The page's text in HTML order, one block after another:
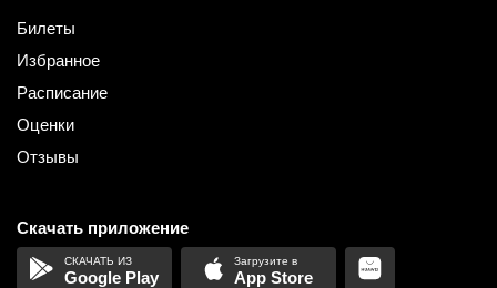
Билеты
Избранное
Расписание
Оценки
Отзывы
Скачать приложение
Google Play App Store